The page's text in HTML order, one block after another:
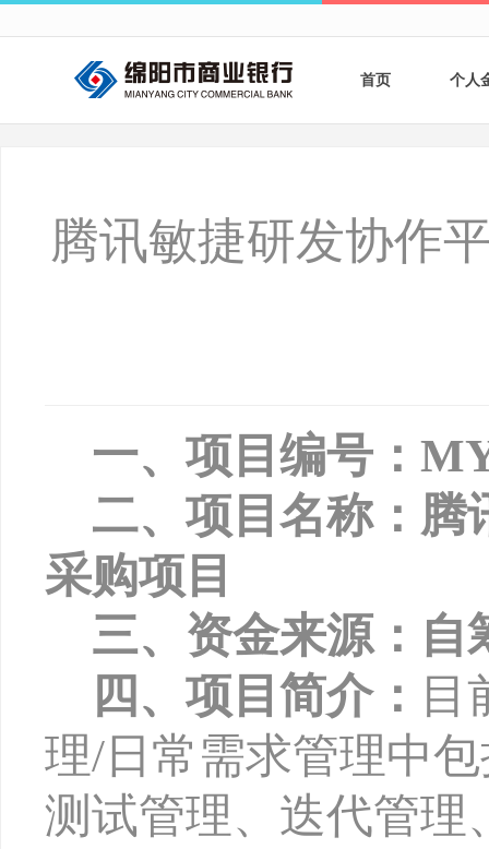
首页 个人
银
腾讯敏捷研发协作
一、项目编号：
二、项目名称：腾
采购项目
三、资金来源：自
四、项目简介： 目
理/日常需求管理中
测试管理、迭代管理